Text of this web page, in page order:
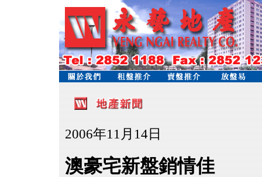
2006年11月14日
澳豪宅新盤銷情佳